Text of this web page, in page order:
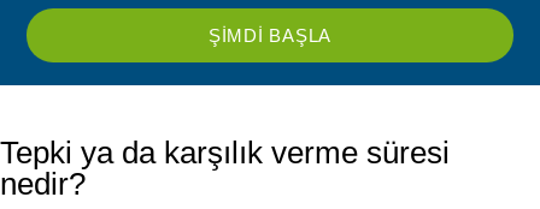
ŞIMDI BAŞLA
Tepki ya da karşılık verme süresi
nedir?